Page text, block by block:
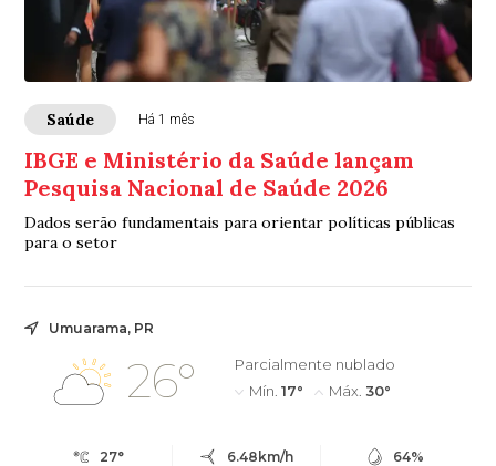
Saúde Há 1 mês
IBGE e Ministério da Saúde lançam
Pesquisa Nacional de Saúde 2026
Dados serão fundamentais para orientar políticas públicas
para o setor
Umuarama, PR
26°
Parcialmente nublado
Mín. 17° Máx. 30°
27° 6.48km/h 64%